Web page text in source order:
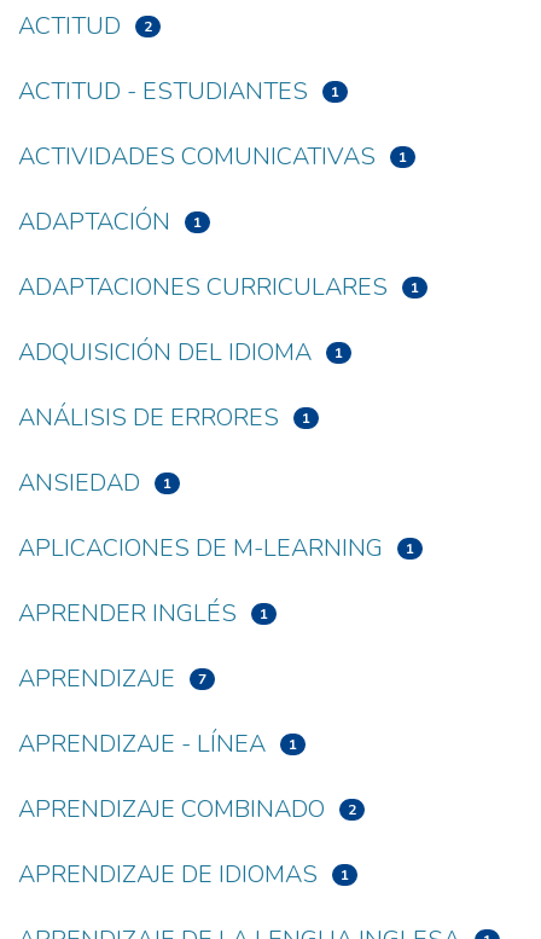
ACTITUD 2
ACTITUD - ESTUDIANTES 1
ACTIVIDADES COMUNICATIVAS 1
ADAPTACIÓN 1
ADAPTACIONES CURRICULARES 1
ADQUISICIÓN DEL IDIOMA 1
ANÁLISIS DE ERRORES 1
ANSIEDAD 1
APLICACIONES DE M-LEARNING 1
APRENDER INGLÉS 1
APRENDIZAJE 7
APRENDIZAJE - LÍNEA 1
APRENDIZAJE COMBINADO 2
APRENDIZAJE DE IDIOMAS 1